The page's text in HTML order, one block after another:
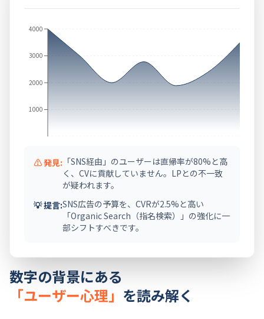
1000
2000
3000
4000
⚠ 発見: 「SNS経由」のユーザーは直帰率が80%と高
く、CVに貢献していません。LPとの不一致
が疑われます。
💡 提言:SNS広告の予算を、CVRが2.5%と高い
「Organic Search（指名検索）」の強化に一
部シフトすべきです。
数字の背景にある
「ユーザー心理」 を読み解く